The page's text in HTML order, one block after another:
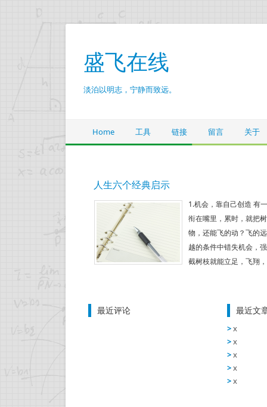
盛飞在线
淡泊以明志，宁静而致远。
Home 工具 链接 留言 关于
人生六个经典启示
1.机会，靠自己创造 有
衔在嘴里，累时，就把
物，还能飞的动？飞的
越的条件中错失机会，
截树枝就能立足，飞翔
最近评论
最近文
x
x
x
x
x